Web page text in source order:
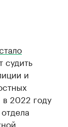
судить
и
2022 году